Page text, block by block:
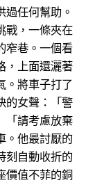
任何幫助。
戰，一條夾在
窄巷。一個看
，上面還灑著
。將車子打了
的女聲：「警
「請考慮放棄
。他最討厭的
刻自動收折的
價值不菲的銅